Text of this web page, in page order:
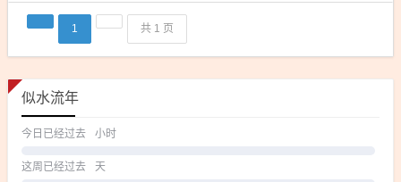
1 共 1 页
似水流年
今日已经过去 小时
这周已经过去 天